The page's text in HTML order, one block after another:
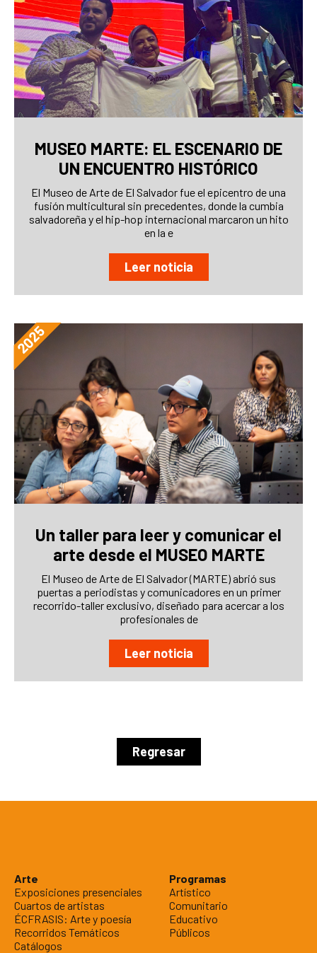
MUSEO MARTE: EL ESCENARIO DE
UN ENCUENTRO HISTÓRICO
El Museo de Arte de El Salvador fue el epicentro de una
fusión multicultural sin precedentes, donde la cumbia
salvadoreña y el hip-hop internacional marcaron un hito
en la e
Leer noticia
Un taller para leer y comunicar el
arte desde el MUSEO MARTE
El Museo de Arte de El Salvador (MARTE) abrió sus
puertas a periodistas y comunicadores en un primer
recorrido-taller exclusivo, diseñado para acercar a los
profesionales de
Leer noticia
Regresar
Arte
Exposiciones presenciales
Cuartos de artistas
ÉCFRASIS: Arte y poesía
Recorridos Temáticos
Catálogos
Programas
Artístico
Comunitario
Educativo
Públicos